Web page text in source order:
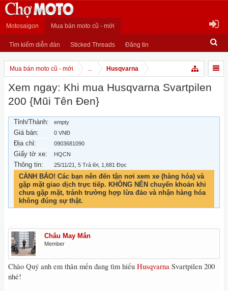
Motosaigon Mua bán moto cũ - mới
Tìm kiếm diễn đàn Sticked Threads Đăng tin
Mua bán moto cũ - mới ... Husqvarna
Xem ngay: Khi mua Husqvarna Svartpilen
200 {Mũi Tên Đen}
Tỉnh/Thành: empty
Giá bán: 0 VNĐ
Địa chỉ: 0903681090
Giấy tờ xe: HQCN
Thông tin: 25/11/21 , 5 Trả lời, 1,681 Đọc
CẢNH BÁO! Các bạn nên đến tận nơi xem xe (hàng hóa) và
gặp mặt giao dịch trực tiếp. KHÔNG NÊN chuyển khoản khi
chưa gặp mặt, tránh trường hợp lừa đảo và nhận hàng hóa
không đúng sự thật.
Châu May Mắn
Member
Chào Quý anh em thân mến đang tìm hiểu Husqvarna Svartpilen 200
nhé!